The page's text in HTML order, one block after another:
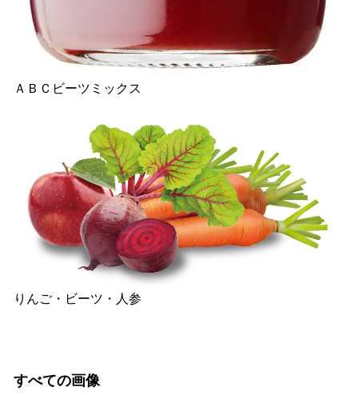
ＡＢＣビーツミックス
りんご・ビーツ・人参
すべての画像